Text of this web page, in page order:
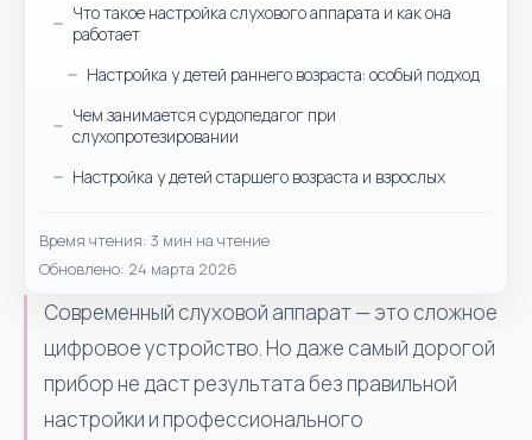
Что такое настройка слухового аппарата и как она
работает
Настройка у детей раннего возраста: особый подход
Чем занимается сурдопедагог при
слухопротезировании
Настройка у детей старшего возраста и взрослых
Время чтения: 3 мин на чтение
Обновлено: 24 марта 2026
Современный слуховой аппарат — это сложное
цифровое устройство. Но даже самый дорогой
прибор не даст результата без правильной
настройки и профессионального